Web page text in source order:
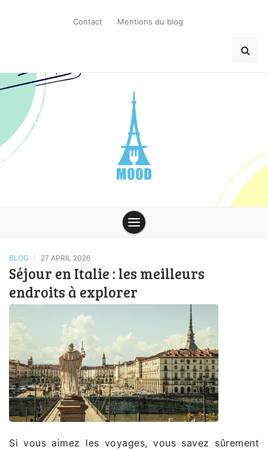
Contact Mentions du blog
BLOG / 27 APRIL 2026
Séjour en Italie : les meilleurs
endroits à explorer
Si vous aimez les voyages, vous savez sûrement